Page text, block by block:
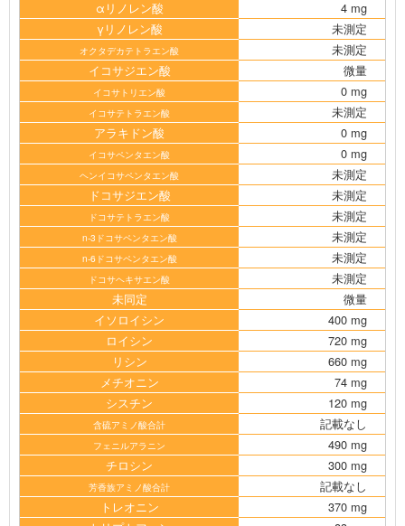
αリノレン酸
4 mg
γリノレン酸
未測定
オクタデカテトラエン酸
未測定
イコサジエン酸
微量
イコサトリエン酸 0 mg
イコサテトラエン酸
未測定
アラキドン酸
0 mg
イコサペンタエン酸 0 mg
ヘンイコサペンタエン酸
未測定
ドコサジエン酸
未測定
ドコサテトラエン酸 未測定
n-3ドコサペンタエン酸 未測定
n-6ドコサペンタエン酸 未測定
ドコサヘキサエン酸
未測定
未同定
微量
イソロイシン
400 mg
ロイシン
720 mg
リシン
660 mg
メチオニン
74 mg
シスチン
120 mg
含硫アミノ酸合計 記載なし
フェニルアラニン
490 mg
チロシン
300 mg
芳香族アミノ酸合計
記載なし
トレオニン
370 mg